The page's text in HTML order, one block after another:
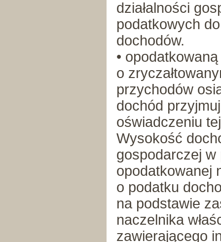
działalności
podatkowych
dochodów.
•
o
przychodów
dochód
oświadczeniu
Wysokość
gospodarczej w
opodatkowanej
o podatku
na podstawie
naczelnika
zawierającego